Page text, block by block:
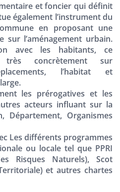
et foncier qui définit
également l’instrument du
en proposant une
l’aménagement urbain.
avec les habitants, ce
très concrètement sur
l’habitat et
les prérogatives et les
acteurs influant sur la
Département, Organismes
Les différents programmes
ou locale tel que PPRI
Risques Naturels), Scot
et autres chartes